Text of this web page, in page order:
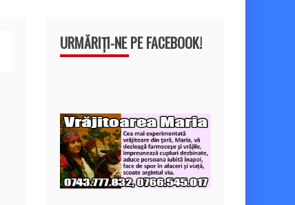
URMĂRIȚI-NE PE FACEBOOK!